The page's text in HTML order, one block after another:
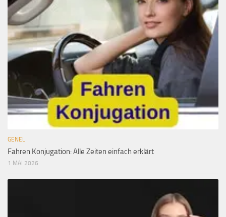
GENEL
Fahren Konjugation: Alle Zeiten einfach erklärt
1 MAI 2026